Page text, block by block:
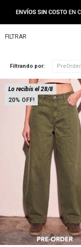
Filtrando por:
20
Lo recibís el 28/8
Talle